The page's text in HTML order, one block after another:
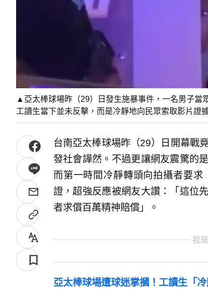
▲亞太棒球場昨（29）日發生施暴事件，一名男子當
工讀生當下並未反擊，而是冷靜地向民眾索取影片證
台南亞太棒球場昨（29）日開幕戰
發社會譁然。不過更讓網友震驚的
而第一時間冷靜轉頭向拍攝者要
證，超強反應被網友大讚：「這位
者求償百萬精神賠償」。
我
亞太棒球場遭球迷掌摑！工讀生「